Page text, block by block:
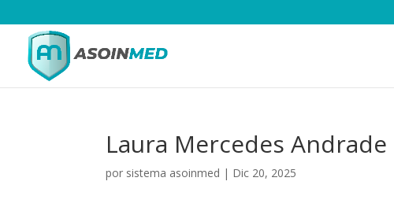
Laura Mercedes
por sistema asoinmed | Dic 20, 2025